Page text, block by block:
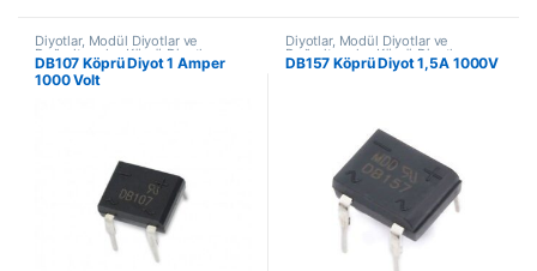
Diyotlar, Modül Diyotlar ve
Doğrultucular, Köprü Diyotlar
DB107 Köprü Diyot 1 Amper
1000 Volt
Diyotlar, Modül Diyotlar ve
Doğrultucular, Köprü Diyotlar
DB157 Köprü Diyot 1,5A 1000V